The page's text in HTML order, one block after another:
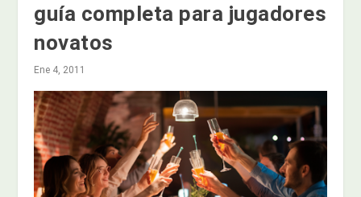
guía completa para jugadores
novatos
Ene 4, 2011